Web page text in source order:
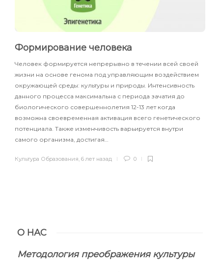
Формирование человека
Человек формируется непрерывно в течении всей своей
жизни на основе генома под управляющим воздействием
окружающей среды: культуры и природы. Интенсивность
данного процесса максимальна с периода зачатия до
биологического совершеннолетия 12-13 лет когда
возможна своевременная активация всего генетического
потенциала. Также изменчивость варьируется внутри
самого организма, достигая…
Культура Образования 6 лет назад 0
О НАС
Методология преображения культуры